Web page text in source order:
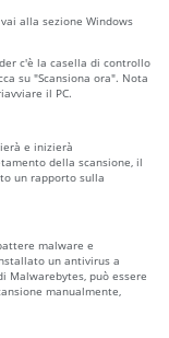
alla sezione Windows
c'è la casella di controllo
su "Scansiona ora". Nota
il PC.
e inizierà
della scansione, il
un rapporto sulla
malware e
un antivirus a
Malwarebytes, può essere
manualmente,